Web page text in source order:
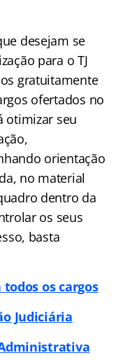
desejam se
para o TJ
gratuitamente
ofertados no
otimizar seu
orientação
no material
dentro da
os seus
basta
os cargos
Judiciária